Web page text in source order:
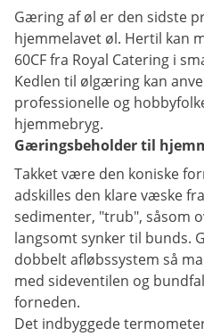
Gæring af øl er den sidste
hjemmelavet øl. Hertil kan
60CF fra Royal Catering i
Kedlen til ølgæring kan
professionelle og
hjemmebryg.
Gæringsbeholder til
Takket være den koniske
adskilles den klare væske
sedimenter, "trub", såsom
langsomt synker til bunds.
dobbelt afløbssystem så
med sideventilen og
forneden.
Det indbyggede